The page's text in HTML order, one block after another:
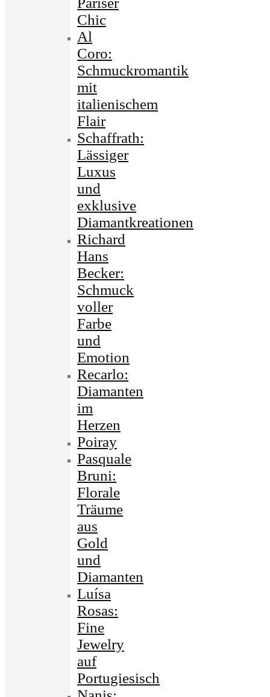
Chic
Al
Coro:
Schmuckromantik
mit
italienischem
Flair
Schaffrath:
Lässiger
Luxus
und
exklusive
Diamantkreationen
Richard
Hans
Becker:
Schmuck
voller
Farbe
und
Emotion
Recarlo:
Diamanten
im
Herzen
Poiray
Pasquale
Bruni:
Florale
Träume
aus
Gold
und
Diamanten
Luísa
Rosas:
Fine
Jewelry
auf
Portugiesisch